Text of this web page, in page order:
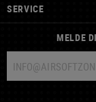
SERVICE
MELDE